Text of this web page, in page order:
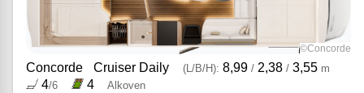
©Concorde
Concorde Cruiser Daily (L/B/H): 8,99 /2,38 /3,55 m
4/6 4 Alkoven